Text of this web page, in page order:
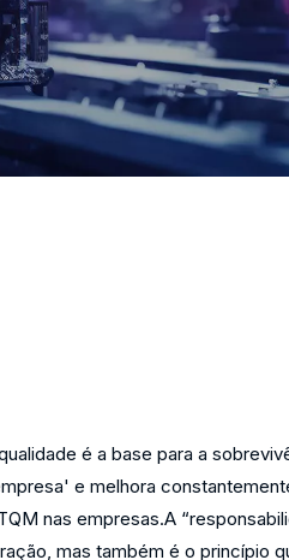
é a base para a
e melhora
nas empresas.A
mas também é o princípio